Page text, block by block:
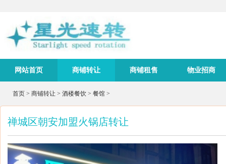
网站首页 商铺转让 商铺租售 物业招商
首页 > 商铺转让 > 酒楼餐饮 > 餐馆 >
禅城区朝安加盟火锅店转让